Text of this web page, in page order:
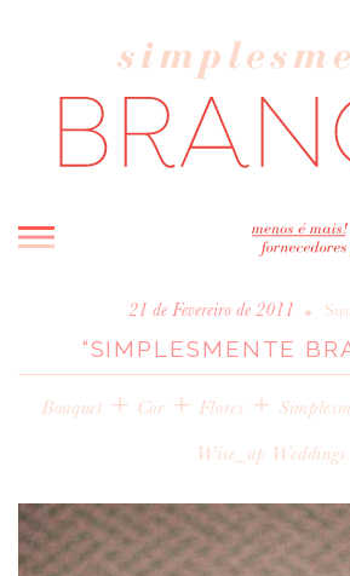
INICIO
BLOG
ENTREVISTAS
REAL WEDDINGS &
FORNECEDORES
21 de Fevereiro de 2011 •
“SIMPLESMENTE
Bouquet + Cor + Flores +
Wise_up Weddings